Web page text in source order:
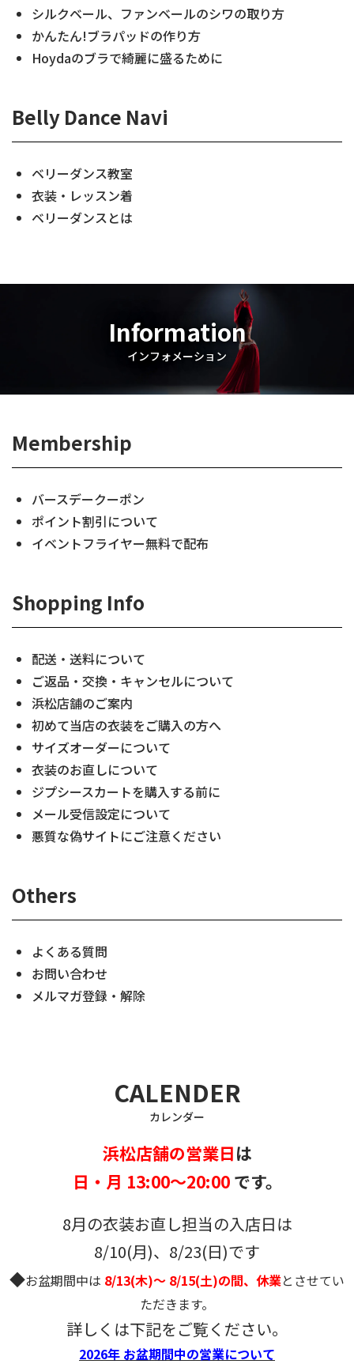
シルクベール、ファンベールのシワの取り方
かんたん!ブラパッドの作り方
Hoydaのブラで綺麗に盛るために
Belly Dance Navi
ベリーダンス教室
衣装・レッスン着
ベリーダンスとは
Information
インフォメーション
Membership
バースデークーポン
ポイント割引について
イベントフライヤー無料で配布
Shopping Info
配送・送料について
ご返品・交換・キャンセルについて
浜松店舗のご案内
初めて当店の衣装をご購入の方へ
サイズオーダーについて
衣装のお直しについて
ジプシースカートを購入する前に
メール受信設定について
悪質な偽サイトにご注意ください
Others
よくある質問
お問い合わせ
メルマガ登録・解除
CALENDER
カレンダー
浜松店舗の営業日は
日・月 13:00～20:00 です。
8月の衣装お直し担当の入店日は
8/10(月)、8/23(日)です
◆お盆期間中は 8/13(木)～ 8/15(土)の間、休業とさせてい
ただきます。
詳しくは下記をご覧ください。
2026年 お盆期間中の営業について